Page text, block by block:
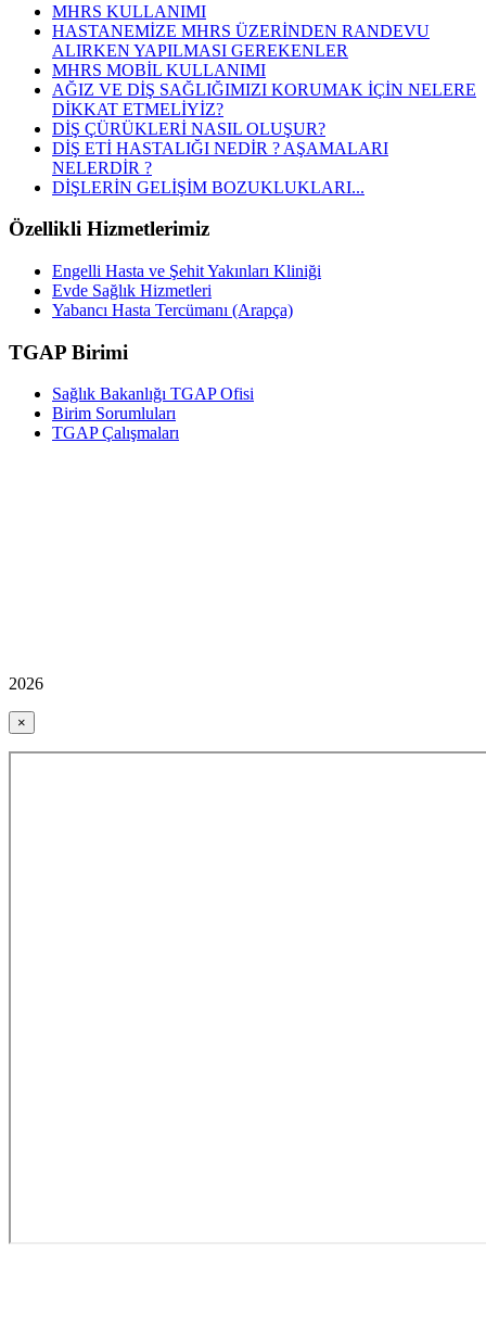
MHRS KULLANIMI
HASTANEMİZE MHRS ÜZERİNDEN RANDEVU
ALIRKEN YAPILMASI GEREKENLER
MHRS MOBİL KULLANIMI
AĞIZ VE DİŞ SAĞLIĞIMIZI KORUMAK İÇİN NELERE
DİKKAT ETMELİYİZ?
DİŞ ÇÜRÜKLERİ NASIL OLUŞUR?
DİŞ ETİ HASTALIĞI NEDİR ? AŞAMALARI
NELERDİR ?
DİŞLERİN GELİŞİM BOZUKLUKLARI...
Özellikli Hizmetlerimiz
Engelli Hasta ve Şehit Yakınları Kliniği
Evde Sağlık Hizmetleri
Yabancı Hasta Tercümanı (Arapça)
TGAP Birimi
Sağlık Bakanlığı TGAP Ofisi
Birim Sorumluları
TGAP Çalışmaları
2026
×